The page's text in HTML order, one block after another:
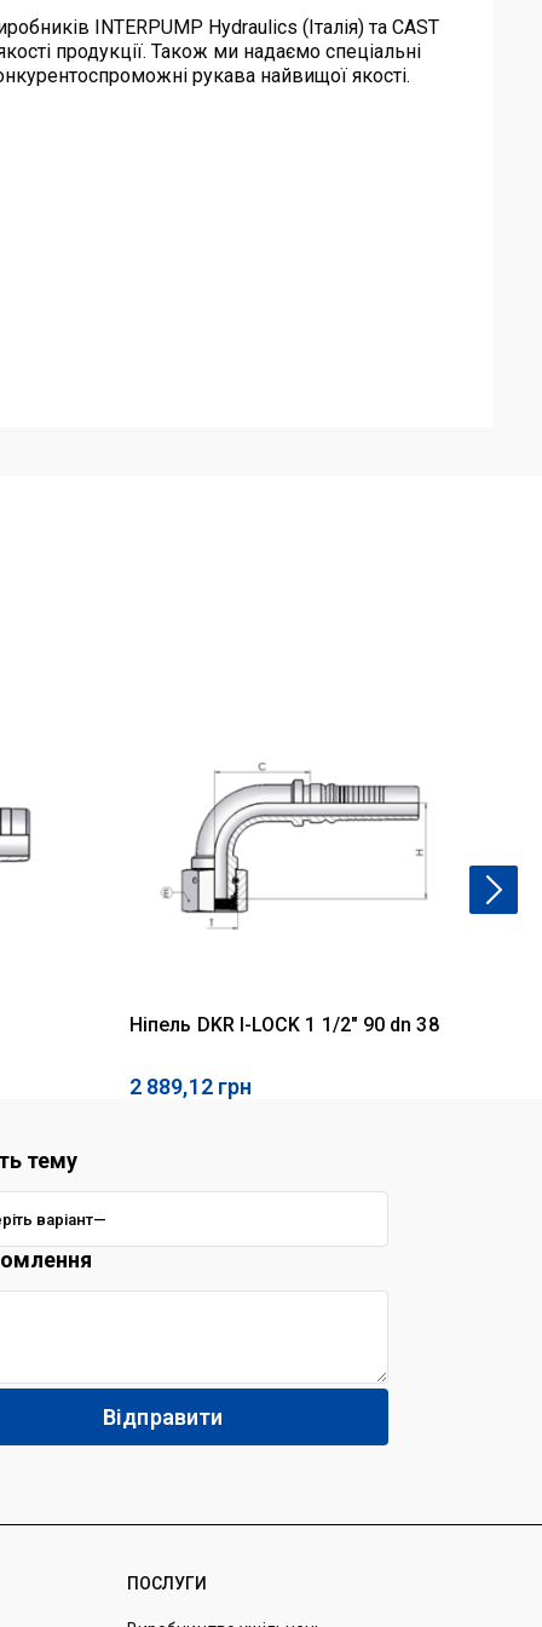
INTERPUMP Hydraulics (Італія) та CAST
продукції. Також ми надаємо спеціальні
рукава найвищої якості.
Ніпель DKR I-LOCK 1 1/2" 90 dn 38
2 889,12 грн
тему
ПОСЛУГИ